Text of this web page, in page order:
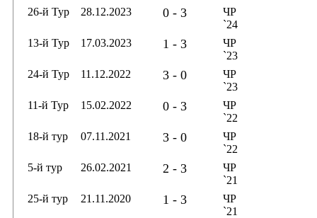
26-й Тур
28.12.2023 0 - 3
ЧР
`24
13-й Тур
17.03.2023 1 - 3
ЧР
`23
24-й Тур
11.12.2022 3 - 0
ЧР
`23
11-й Тур
15.02.2022 0 - 3
ЧР
`22
18-й тур
07.11.2021 3 - 0
ЧР
`22
5-й тур
26.02.2021 2 - 3
ЧР
`21
25-й тур
21.11.2020 1 - 3
ЧР
`21